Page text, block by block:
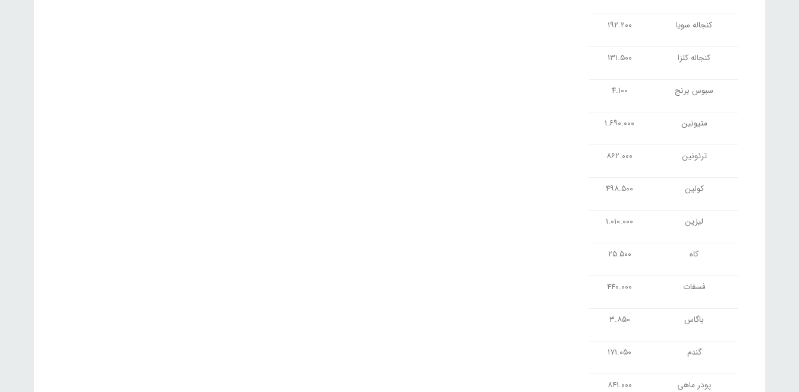
کنجاله سویا ۱۹۲.۲۰۰
کنجاله کلزا ۱۳۱.۵۰۰
سبوس برنج ۴.۱۰۰
متیونین ۱.۶۹۰.۰۰۰
ترئونین ۸۶۲.۰۰۰
کولین ۴۹۸.۵۰۰
لیزین ۱.۰۱۰.۰۰۰
کاه ۲۵.۵۰۰
فسفات ۴۴۰.۰۰۰
باگاس ۳.۸۵۰
گندم ۱۷۱.۰۵۰
پودر ماهی ۸۴۱.۰۰۰